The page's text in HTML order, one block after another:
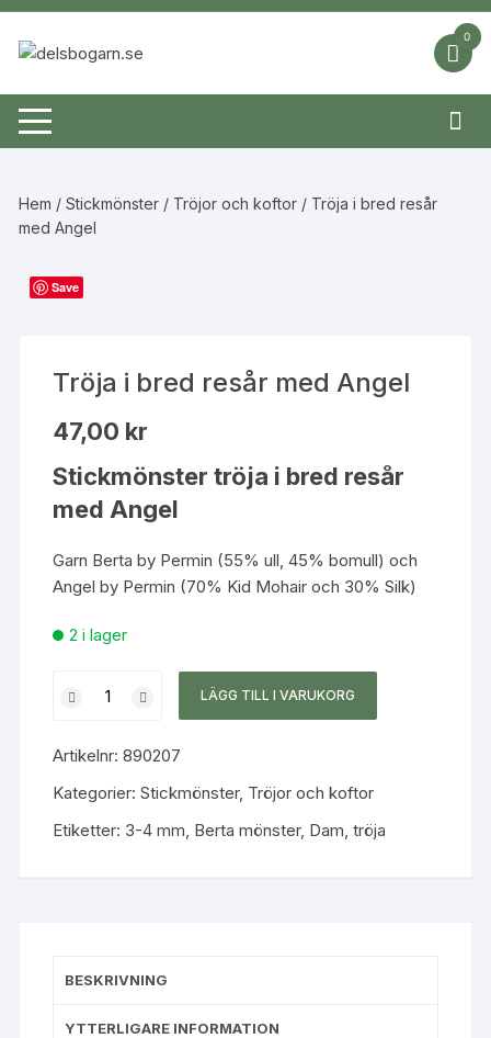
Hoppa
innehåll
0
Hem /Stickmönster / Tröjor och koftor / Tröja i bred resår
med Angel
Save
Tröja i bred resår med Angel
47,00 kr
Stickmönster tröja i bred resår
med Angel
Garn Berta by Permin (55% ull, 45% bomull) och
Angel by Permin (70% Kid Mohair och 30% Silk)
2 i lager
resår
med
mängd
LÄGG TILL I VARUKORG
Artikelnr:890207
Kategorier:Stickmönster, Tröjor och koftor
Etiketter: 3-4 mm, Berta mönster, Dam,tröja
BESKRIVNING
YTTERLIGARE INFORMATION